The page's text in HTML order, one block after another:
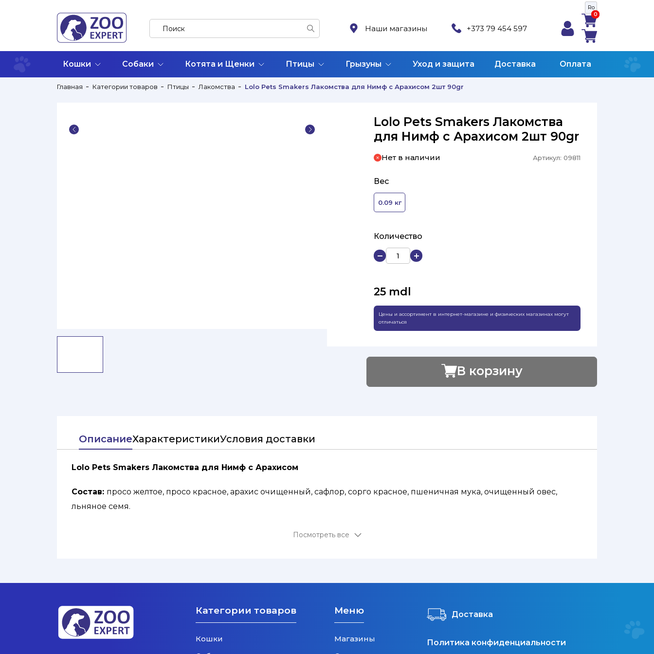
Ro
Наши магазины +373 79 454 597
0
0
Кошки Собаки Котята и Щенки Птицы Грызуны Уход и защита Доставка Оплата
Главная Категории товаров Птицы Лакомства Lolo Pets Smakers Лакомства для Нимф с Арахисом 2шт 90gr
Lolo Pets Smakers Лакомства
для Нимф с Арахисом 2шт 90gr
Нет в наличии Артикул: 09811
Вес
0.09 кг
Количество
25 mdl
Цены и ассортимент в интернет-магазине и физических магазинах могут
отличаться
В корзину
ОписаниеХарактеристикиУсловия доставки
Lolo Pets Smakers Лакомства для Нимф с Арахисом
Состав: просо желтое, просо красное, арахис очищенный, сафлор, сорго красное, пшеничная мука, очищенный овес,
льняное семя.
Посмотреть все
Категории товаров
Кошки
Меню
Магазины
Доставка
Политика конфиденциальности